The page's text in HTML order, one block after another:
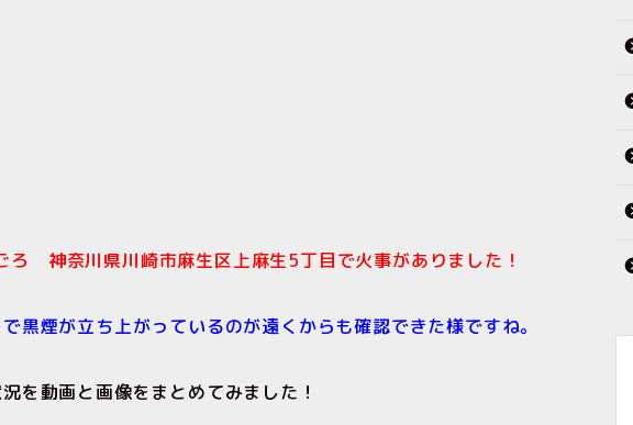
神奈川県川崎市麻生区上麻生5丁目で火事がありました！
黒煙が立ち上がっているのが遠くからも確認できた様ですね。
を動画と画像をまとめてみました！